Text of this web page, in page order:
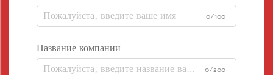
0/100
Название компании
0/200